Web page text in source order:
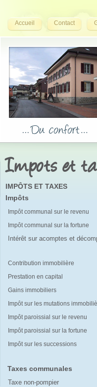
Accueil Contact
Impots et
IMPÔTS ET TAXES
Impôts
Impôt communal sur le revenu
Impôt communal sur la fortune
Intérêt sur acomptes et
Contribution immobilière
Prestation en capital
Gains immobiliers
Impôt sur les mutations
Impôt paroissial sur le revenu
Impôt paroissial sur la fortune
Impôt sur les successions
Taxes communales
Taxe non-pompier